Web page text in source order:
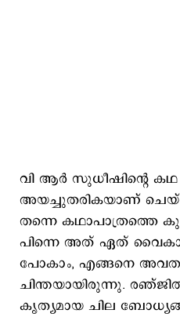
വി ആർ സുധീഷിന്റെ
അയച്ചുതരികയാണ്
തന്നെ കഥാപാത്രത്തെ
പിന്നെ അത് ഏത്
പോകാം, എങ്ങനെ
ചിന്തയായിരുന്നു.
കൃത്യമായ ചില